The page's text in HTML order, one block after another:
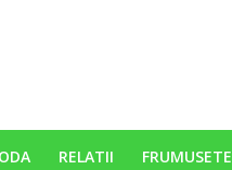
RELATII FRUMUSETE